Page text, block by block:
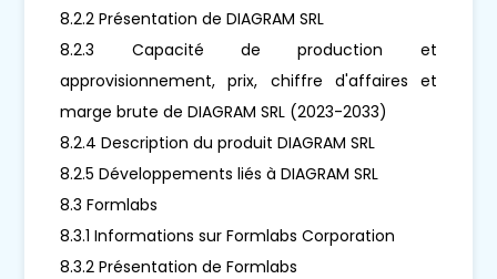
8.2.2 Présentation de DIAGRAM SRL
8.2.3 Capacité de production et
approvisionnement, prix, chiffre d'affaires et
marge brute de DIAGRAM SRL (2023-2033)
8.2.4 Description du produit DIAGRAM SRL
8.2.5 Développements liés à DIAGRAM SRL
8.3 Formlabs
8.3.1 Informations sur Formlabs Corporation
8.3.2 Présentation de Formlabs